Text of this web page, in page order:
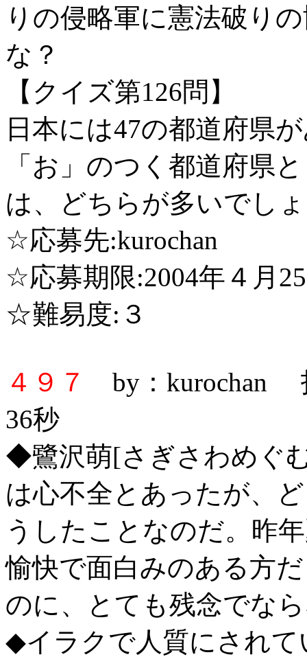
りの侵略軍に憲法破り
な？
【クイズ第126問】
日本には47の都道府県
「お」のつく都道府県
は、どちらが多いでし
☆応募先:kurochan
☆応募期限:2004年４月
☆難易度:３
４９７
by：kurochan
36秒
◆鷺沢萌[さぎさわめぐ
は心不全とあったが、
うしたことなのだ。昨
愉快で面白みのある方
のに、とても残念でな
◆イラクで人質にされて